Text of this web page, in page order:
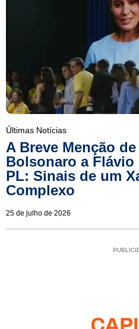
Últimas Notícias
A Breve Menção
Bolsonaro a Flávio
PL: Sinais de um
Complexo
25 de julho de 2026